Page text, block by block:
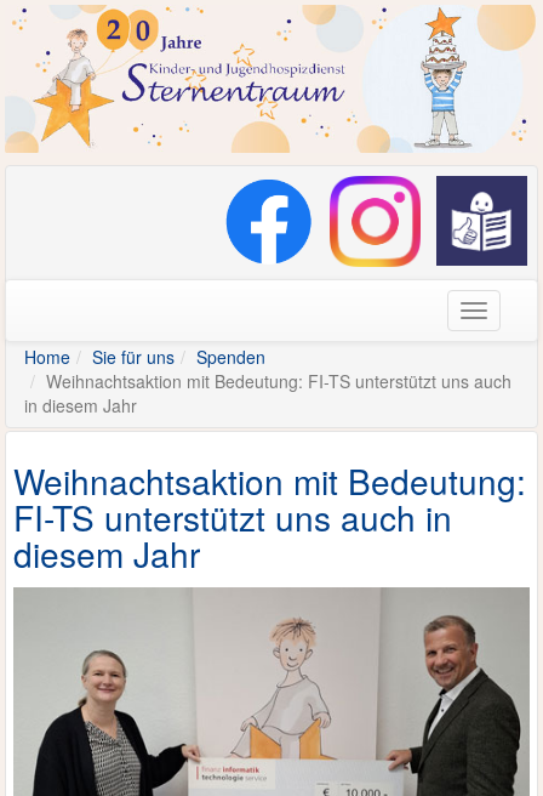
Home
Sie für uns
Spenden
Weihnachtsaktion mit Bedeutung: FI-TS unterstützt uns auch
in diesem Jahr
Weihnachtsaktion mit Bedeutung:
FI-TS unterstützt uns auch in
diesem Jahr